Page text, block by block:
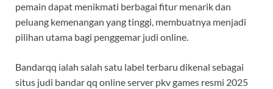
pemain dapat menikmati berbagai fitur menarik dan
peluang kemenangan yang tinggi, membuatnya menjadi
pilihan utama bagi penggemar judi online.
Bandarqq ialah salah satu label terbaru dikenal sebagai
situs judi bandar qq online server pkv games resmi 2025